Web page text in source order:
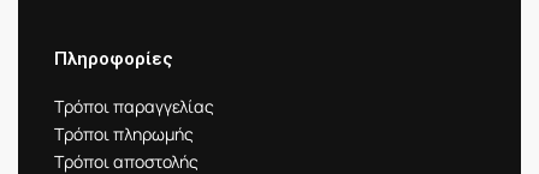
Πληροφορίες
Τρόποι παραγγελίας
Τρόποι πληρωμής
Τρόποι αποστολής